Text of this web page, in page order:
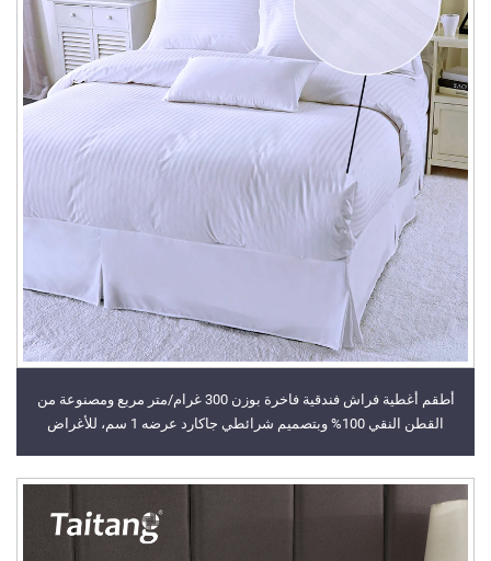
أطقم أغطية فراش فندقية فاخرة بوزن 300 غرام/متر مربع ومصنوعة من
القطن النقي 100% وبتصميم شرائطي جاكارد عرضه 1 سم، للأغراض